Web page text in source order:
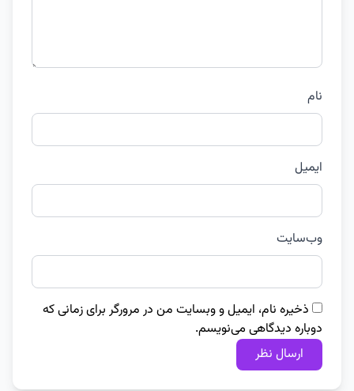
نام
ایمیل
وب‌سایت
ذخیره نام، ایمیل و وبسایت من در مرورگر برای زمانی که
دوباره دیدگاهی می‌نویسم.